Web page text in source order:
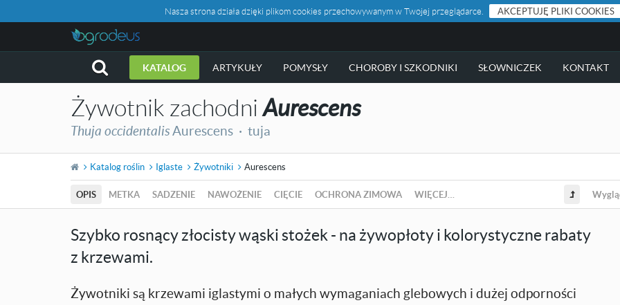
Nasza strona działa dzięki plikom cookies przechowywanym w Twojej przeglądarce. AKCEPTUJĘ PLIKI COOKIES
KATALOG ARTYKUŁY POMYSŁY CHOROBY I SZKODNIKI SŁOWNICZEK KONTAKT
Żywotnik zachodniAurescens
Thuja occidentalisAurescens · tuja
Katalog roślin Iglaste Żywotniki Aurescens
OPIS METKA SADZENIE NAWOŻENIE CIĘCIE OCHRONA ZIMOWA WIĘCEJ…
Szybko rosnący złocisty wąski stożek - na żywopłoty i kolorystyczne rabaty
z krzewami.
Żywotniki są krzewami iglastymi o małych wymaganiach glebowych i dużej odporności